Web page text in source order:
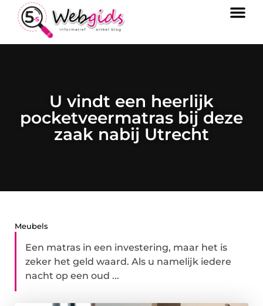
U vindt een heerlijk
pocketveermatras bij deze
zaak nabij Utrecht
Meubels
Een matras in een investering, maar het is
zeker het geld waard. Als u namelijk iedere
nacht op een oud ...